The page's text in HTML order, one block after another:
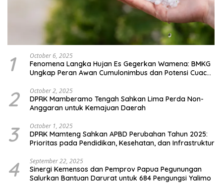
1 October 6, 2025
Fenomena Langka Hujan Es Gegerkan Wamena: BMKG
Ungkap Peran Awan Cumulonimbus dan Potensi Cuaca
2 October 2, 2025
DPRK Mamberamo Tengah Sahkan Lima Perda Non-
Anggaran untuk Kemajuan Daerah
3 October 1, 2025
DPRK Mamteng Sahkan APBD Perubahan Tahun 2025:
Prioritas pada Pendidikan, Kesehatan, dan Infrastruktur
4 September 22, 2025
Sinergi Kemensos dan Pemprov Papua Pegunungan
Salurkan Bantuan Darurat untuk 684 Pengungsi Yalimo